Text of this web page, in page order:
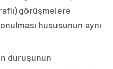
görüşmelere
hususunun aynı
duruşunun